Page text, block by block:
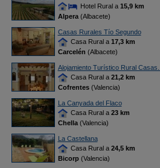
Hotel Rural a 15,9 km
Alpera(Albacete)
Casas Rurales Tío Segundo
Casa Rural a 17,3 km
Carcelén (Albacete)
Alojamiento Turístico Rural Casas...
Casa Rural a 21,2 km
Cofrentes(Valencia)
La Canyada del Flaco
Casa Rural a 23 km
Chella(Valencia)
La Castellana
Casa Rural a 24,5 km
Bicorp(Valencia)